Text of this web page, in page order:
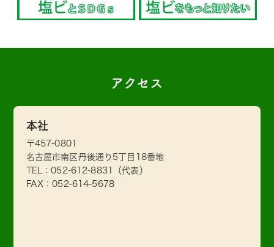
アクセス
本社
〒457-0801
名古屋市南区丹後通り5丁目18番地
TEL：052-612-8831
（代表）
FAX：052-614-5678